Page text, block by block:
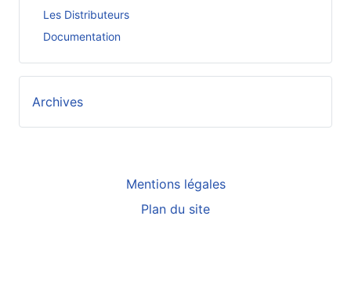
Les Distributeurs
Documentation
Archives
Mentions légales
Plan du site